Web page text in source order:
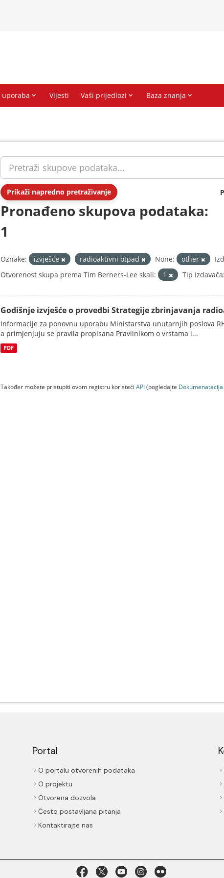
Prikaži napredno pretraživanje
Pronađeno skupova podataka:
1
Oznake: izvješće radioaktivni otpad None: other
Otvorenost skupa prema Tim Berners-Lee skali:
1 Tip Izdavača:
Godišnje izvješće o provedbi Strategije zbrinjavanja
Informacije za ponovnu uporabu Ministarstva unutarnjih poslova
a primjenjuju se pravila propisana Pravilnikom o vrstama i...
PDF
Također možete pristupiti ovom registru koristeći API(pogledajte Dokumenаtаcijа